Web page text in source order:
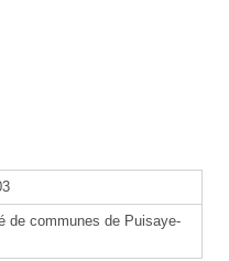
de communes de Puisaye-